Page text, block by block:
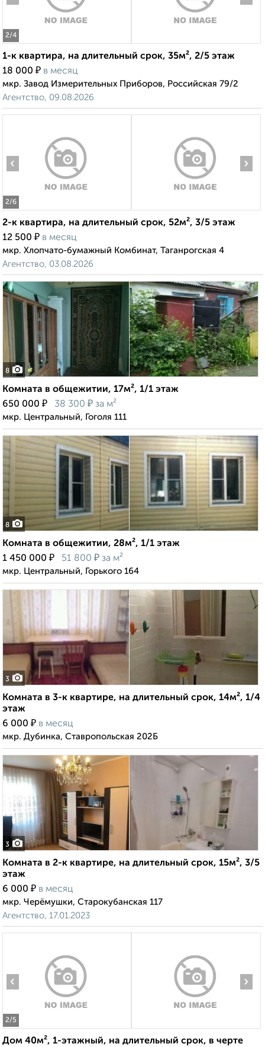
2/4
1-к квартира, на длительный срок, 35м², 2/5 этаж
18 000 ₽ в месяц
мкр. Завод Измерительных Приборов, Российская 79/2
Агентство, 09.08.2026
2/6
‹ ›
2-к квартира, на длительный срок, 52м², 3/5 этаж
12 500 ₽ в месяц
мкр. Хлопчато-бумажный Комбинат, Таганрогская 4
Агентство, 03.08.2026
8
Комната в общежитии, 17м², 1/1 этаж
650 000 ₽ 38 300 ₽ за м²
мкр. Центральный, Гоголя 111
8
Комната в общежитии, 28м², 1/1 этаж
1 450 000 ₽ 51 800 ₽ за м²
мкр. Центральный, Горького 164
3
Комната в 3-к квартире, на длительный срок, 14м², 1/4
этаж
6 000 ₽ в месяц
мкр. Дубинка, Ставропольская 202Б
3
Комната в 2-к квартире, на длительный срок, 15м², 3/5
этаж
6 000 ₽ в месяц
мкр. Черёмушки, Старокубанская 117
Агентство, 17.01.2023
2/5
‹ ›
Дом 40м², 1-этажный, на длительный срок, в черте